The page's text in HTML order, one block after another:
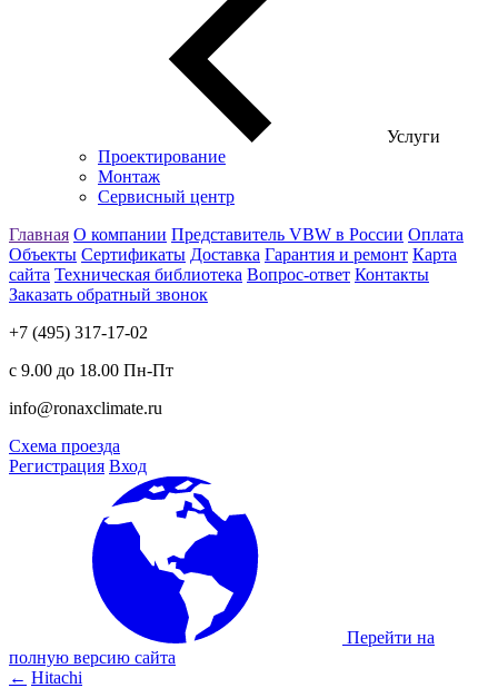
Услуги
Проектирование
Монтаж
Сервисный центр
Главная О компании Представитель VBW в России Оплата
Объекты Сертификаты Доставка Гарантия и ремонт Карта
сайта Техническая библиотека Вопрос-ответ Контакты
Заказать обратный звонок
+7 (495) 317-17-02
с 9.00 до 18.00 Пн-Пт
info@ronaxclimate.ru
Схема проезда
Регистрация Вход
Перейти на
полную версию сайта
← Hitachi